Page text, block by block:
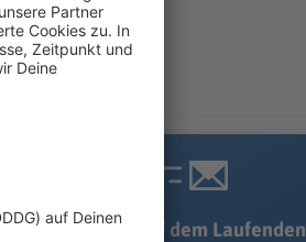
Immer auf dem Laufenden